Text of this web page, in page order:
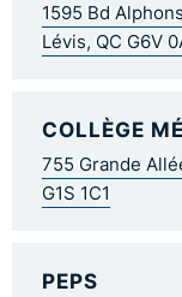
1595 Bd
Lévis, QC G6V
COLLÈGE
755 Grande
G1S 1C1
PEPS